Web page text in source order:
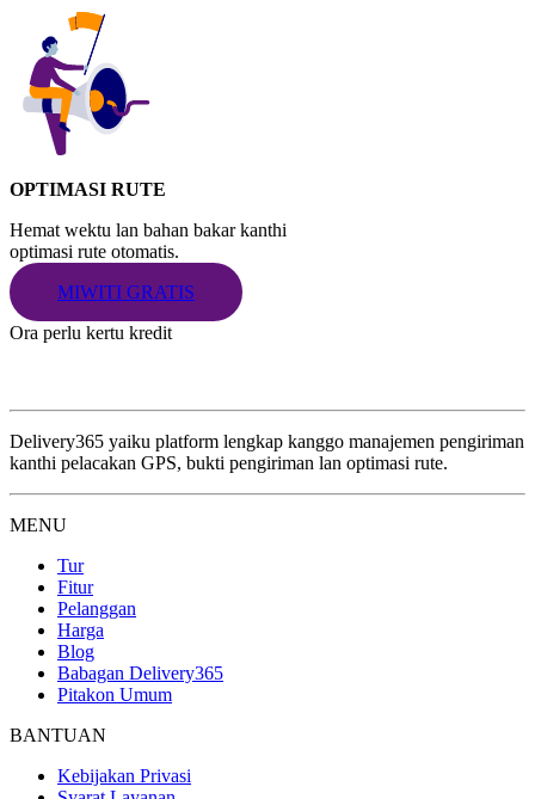
OPTIMASI RUTE
Hemat wektu lan bahan bakar kanthi
optimasi rute otomatis.
MIWITI GRATIS
Ora perlu kertu kredit
Delivery365 yaiku platform lengkap kanggo manajemen pengiriman
kanthi pelacakan GPS, bukti pengiriman lan optimasi rute.
MENU
Tur
Fitur
Pelanggan
Harga
Blog
Babagan Delivery365
Pitakon Umum
BANTUAN
Kebijakan Privasi